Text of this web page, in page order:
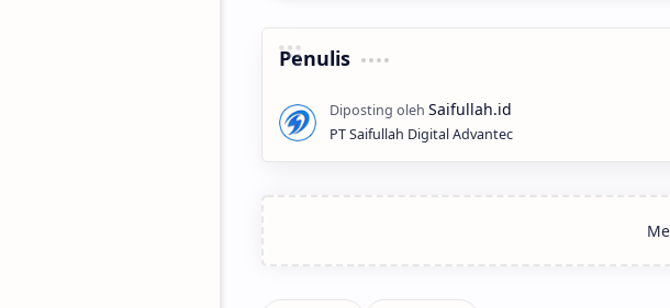
Penulis
PT Saifullah Digital Advantec